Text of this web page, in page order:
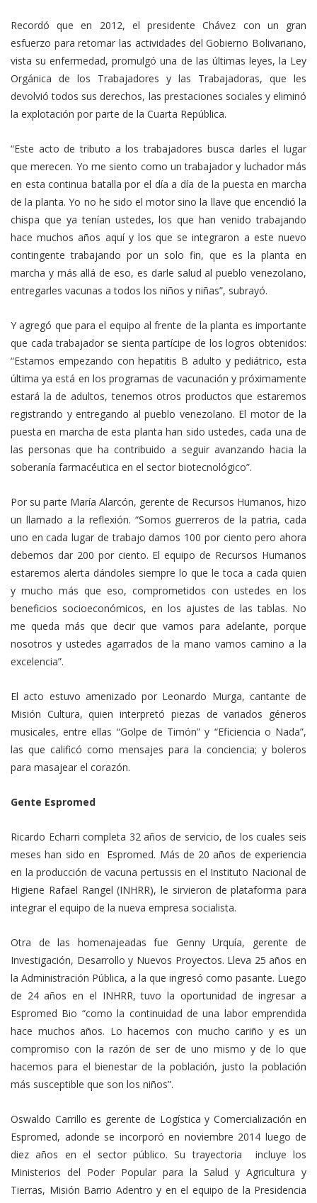
Recordó que en 2012, el presidente Chávez con un gran
esfuerzo para retomar las actividades del Gobierno Bolivariano,
vista su enfermedad, promulgó una de las últimas leyes, la Ley
Orgánica de los Trabajadores y las Trabajadoras, que les
devolvió todos sus derechos, las prestaciones sociales y eliminó
la explotación por parte de la Cuarta República.
“Este acto de tributo a los trabajadores busca darles el lugar
que merecen. Yo me siento como un trabajador y luchador más
en esta continua batalla por el día a día de la puesta en marcha
de la planta. Yo no he sido el motor sino la llave que encendió la
chispa que ya tenían ustedes, los que han venido trabajando
hace muchos años aquí y los que se integraron a este nuevo
contingente trabajando por un solo fin, que es la planta en
marcha y más allá de eso, es darle salud al pueblo venezolano,
entregarles vacunas a todos los niños y niñas”, subrayó.
Y agregó que para el equipo al frente de la planta es importante
que cada trabajador se sienta partícipe de los logros obtenidos:
“Estamos empezando con hepatitis B adulto y pediátrico, esta
última ya está en los programas de vacunación y próximamente
estará la de adultos, tenemos otros productos que estaremos
registrando y entregando al pueblo venezolano. El motor de la
puesta en marcha de esta planta han sido ustedes, cada una de
las personas que ha contribuido a seguir avanzando hacia la
soberanía farmacéutica en el sector biotecnológico”.
Por su parte María Alarcón, gerente de Recursos Humanos, hizo
un llamado a la reflexión. “Somos guerreros de la patria, cada
uno en cada lugar de trabajo damos 100 por ciento pero ahora
debemos dar 200 por ciento. El equipo de Recursos Humanos
estaremos alerta dándoles siempre lo que le toca a cada quien
y mucho más que eso, comprometidos con ustedes en los
beneficios socioeconómicos, en los ajustes de las tablas. No
me queda más que decir que vamos para adelante, porque
nosotros y ustedes agarrados de la mano vamos camino a la
excelencia”.
El acto estuvo amenizado por Leonardo Murga, cantante de
Misión Cultura, quien interpretó piezas de variados géneros
musicales, entre ellas “Golpe de Timón” y “Eficiencia o Nada”,
las que calificó como mensajes para la conciencia; y boleros
para masajear el corazón.
Gente Espromed
Ricardo Echarri completa 32 años de servicio, de los cuales seis
meses han sido en Espromed. Más de 20 años de experiencia
en la producción de vacuna pertussis en el Instituto Nacional de
Higiene Rafael Rangel (INHRR), le sirvieron de plataforma para
integrar el equipo de la nueva empresa socialista.
Otra de las homenajeadas fue Genny Urquía, gerente de
Investigación, Desarrollo y Nuevos Proyectos. Lleva 25 años en
la Administración Pública, a la que ingresó como pasante. Luego
de 24 años en el INHRR, tuvo la oportunidad de ingresar a
Espromed Bio “como la continuidad de una labor emprendida
hace muchos años. Lo hacemos con mucho cariño y es un
compromiso con la razón de ser de uno mismo y de lo que
hacemos para el bienestar de la población, justo la población
más susceptible que son los niños”.
Oswaldo Carrillo es gerente de Logística y Comercialización en
Espromed, adonde se incorporó en noviembre 2014 luego de
diez años en el sector público. Su trayectoria incluye los
Ministerios del Poder Popular para la Salud y Agricultura y
Tierras, Misión Barrio Adentro y en el equipo de la Presidencia